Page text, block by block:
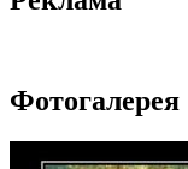
Фотогалерея